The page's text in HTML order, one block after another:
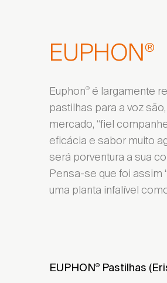
EUPHON®
Euphon® é largamente
pastilhas para a voz
mercado, “fiel
eficácia e sabor muito
será porventura a sua
Pensa-se que foi assim
uma planta infalível
EUPHON® Pastilhas